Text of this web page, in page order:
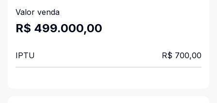
Valor venda
R$ 499.000,00
IPTU R$ 700,00